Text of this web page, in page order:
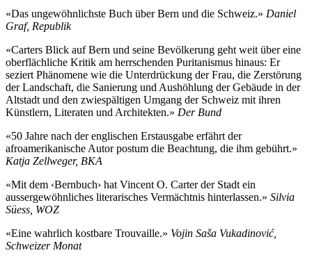
«Das ungewöhnlichste Buch über Bern und die Schweiz.» Daniel
Graf, Republik
«Carters Blick auf Bern und seine Bevölkerung geht weit über eine
oberflächliche Kritik am herrschenden Puritanismus hinaus: Er
seziert Phänomene wie die Unterdrückung der Frau, die Zerstörung
der Landschaft, die Sanierung und Aushöhlung der Gebäude in der
Altstadt und den zwiespältigen Umgang der Schweiz mit ihren
Künstlern, Literaten und Architekten.» Der Bund
«50 Jahre nach der englischen Erstausgabe erfährt der
afroamerikanische Autor postum die Beachtung, die ihm gebührt.»
Katja Zellweger, BKA
«Mit dem ‹Bernbuch› hat Vincent O. Carter der Stadt ein
aussergewöhnliches literarisches Vermächtnis hinterlassen.» Silvia
Süess, WOZ
«Eine wahrlich kostbare Trouvaille.» Vojin Saša Vukadinović,
Schweizer Monat